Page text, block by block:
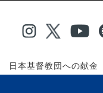
日本基督教団への献金